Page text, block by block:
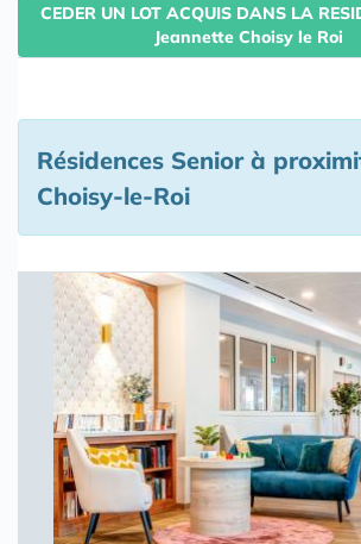
CEDER UN LOT ACQUIS DANS LA
Jeannette Choisy le Roi
Résidences Senior à
Choisy-le-Roi